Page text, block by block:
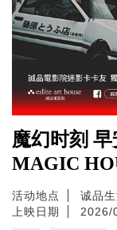
魔幻时刻
MAGIC
活动地点
诚品
上映日期
2026/